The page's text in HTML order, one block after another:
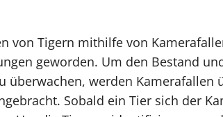
von Tigern mithilfe von
geworden. Um den Bestand
überwachen, werden
Sobald ein Tier sich der